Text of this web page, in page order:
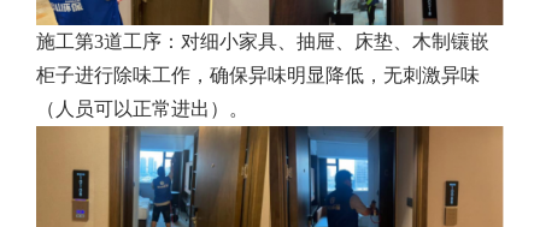
施工第3道工序：对细小家具、抽屉、床垫、木制镶嵌
柜子进行除味工作，确保异味明显降低，无刺激异味
（人员可以正常进出）。